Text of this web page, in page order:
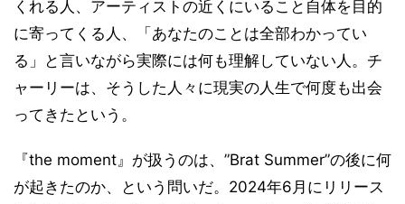
くれる人、アーティストの近くにいること自体を目的
に寄ってくる人、「あなたのことは全部わかってい
る」と言いながら実際には何も理解していない人。チ
ャーリーは、そうした人々に現実の人生で何度も出会
ってきたという。
『the moment』が扱うのは、”Brat Summer”の後に何
が起きたのか、という問いだ。2024年6月にリリース